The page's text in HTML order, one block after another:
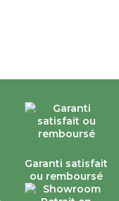
Garanti satisfait
ou remboursé